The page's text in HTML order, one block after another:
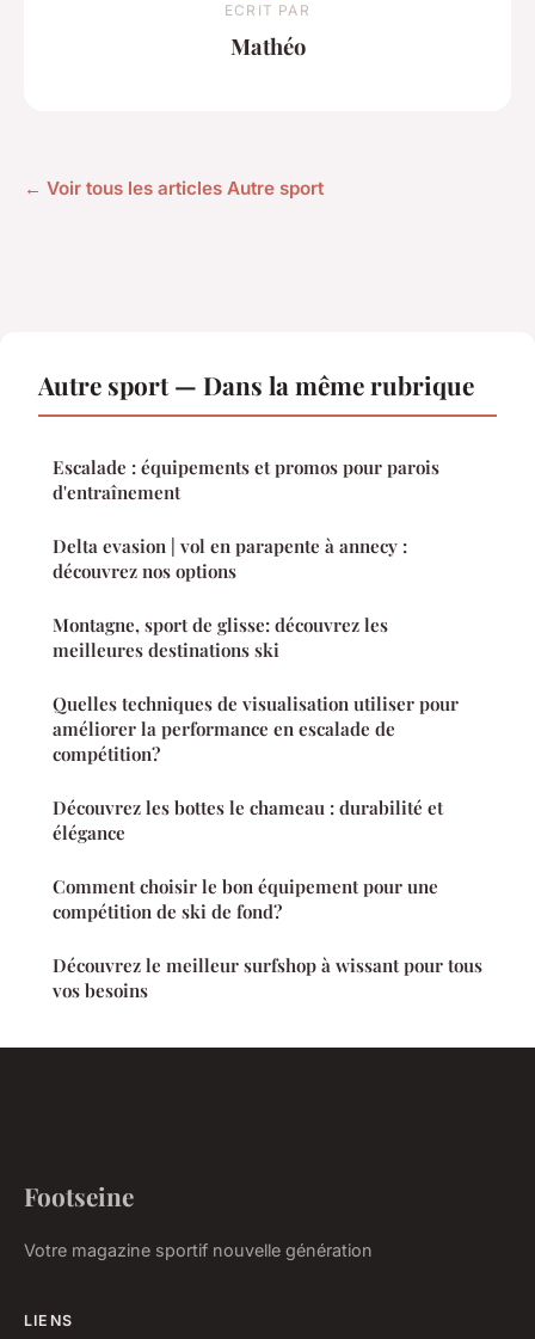
ECRIT PAR
Mathéo
← Voir tous les articles Autre sport
Autre sport — Dans la même rubrique
Escalade : équipements et promos pour parois
d'entraînement
Delta evasion | vol en parapente à annecy :
découvrez nos options
Montagne, sport de glisse: découvrez les
meilleures destinations ski
Quelles techniques de visualisation utiliser pour
améliorer la performance en escalade de
compétition?
Découvrez les bottes le chameau : durabilité et
élégance
Comment choisir le bon équipement pour une
compétition de ski de fond?
Découvrez le meilleur surfshop à wissant pour tous
vos besoins
Footseine
Votre magazine sportif nouvelle génération
LIENS